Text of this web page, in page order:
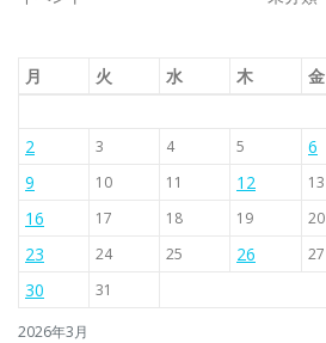
2026年3月
月 火 水 木 金
2 3 4 5 6
9 10 11 12 13
16 17 18 19 20
23 24 25 26 27
30 31